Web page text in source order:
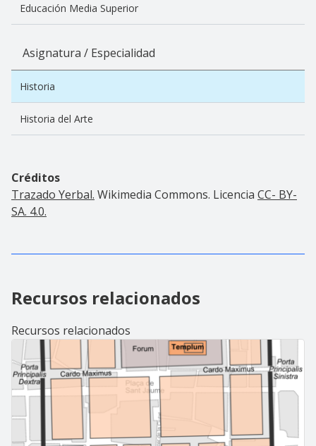
Educación Media Superior
Asignatura / Especialidad
Historia
Historia del Arte
Créditos
Trazado Yerbal. Wikimedia Commons. Licencia CC- BY-
SA. 4.0.
Recursos relacionados
Recursos relacionados